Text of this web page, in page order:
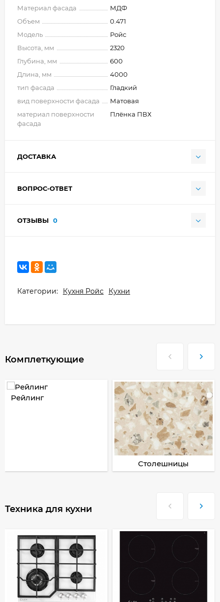
Материал фасада
МДФ
Объем
0.471
Модель
Ройс
Высота, мм
2320
Глубина, мм
600
Длина, мм
4000
тип фасада
Гладкий
вид поверхности фасада
Матовая
материал поверхности
фасада
Плёнка ПВХ
ДОСТАВКА
ВОПРОС-ОТВЕТ
ОТЗЫВЫ 0
Категории: Кухня Ройс Кухни
Комплеткующие
Рейлинг
Столешницы
Техника для кухни